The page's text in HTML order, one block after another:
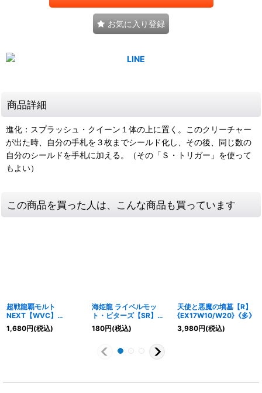
お気に入り登録
商品詳細
進化：スプラッシュ・クイーン１体の上に置く。このクリーチャー
が出た時、自分の手札を３枚までシールド化し、その後、同じ数の
自分のシールドを手札に加える。（その「Ｓ・トリガー」を使って
もよい）
この商品を買った人は、こんな商品も買っています
超戦龍覇モルト
NEXT【WVC】
{EX17W17/W20}《火》
1,680円(税込)
海姫龍 ライベルモッ
ト・ビターズ【SR】
{EX12S7/S20}《水》
180円(税込)
天使と悪魔の墳墓【R】
{EX17W10/W20}《多》
3,980円(税込)